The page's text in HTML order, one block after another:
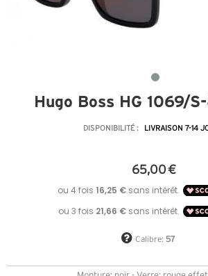
Hugo Boss HG 1069/
DISPONIBILITÉ : LIVRAISON 7-14
65,00 €
Calibre: 57